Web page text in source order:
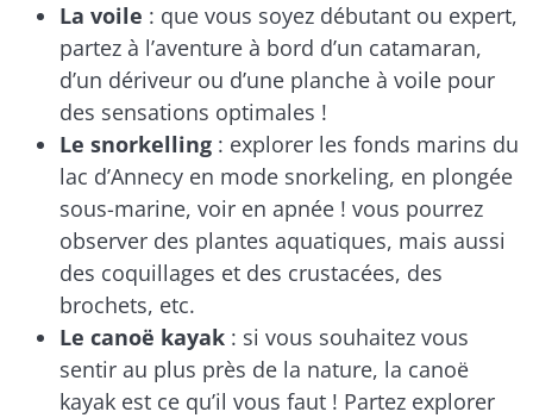
La voile : que vous soyez débutant ou expert,
partez à l’aventure à bord d’un catamaran,
d’un dériveur ou d’une planche à voile pour
des sensations optimales !
Le snorkelling : explorer les fonds marins du
lac d’Annecy en mode snorkeling, en plongée
sous-marine, voir en apnée ! vous pourrez
observer des plantes aquatiques, mais aussi
des coquillages et des crustacées, des
brochets, etc.
Le canoë kayak : si vous souhaitez vous
sentir au plus près de la nature, la canoë
kayak est ce qu’il vous faut ! Partez explorer